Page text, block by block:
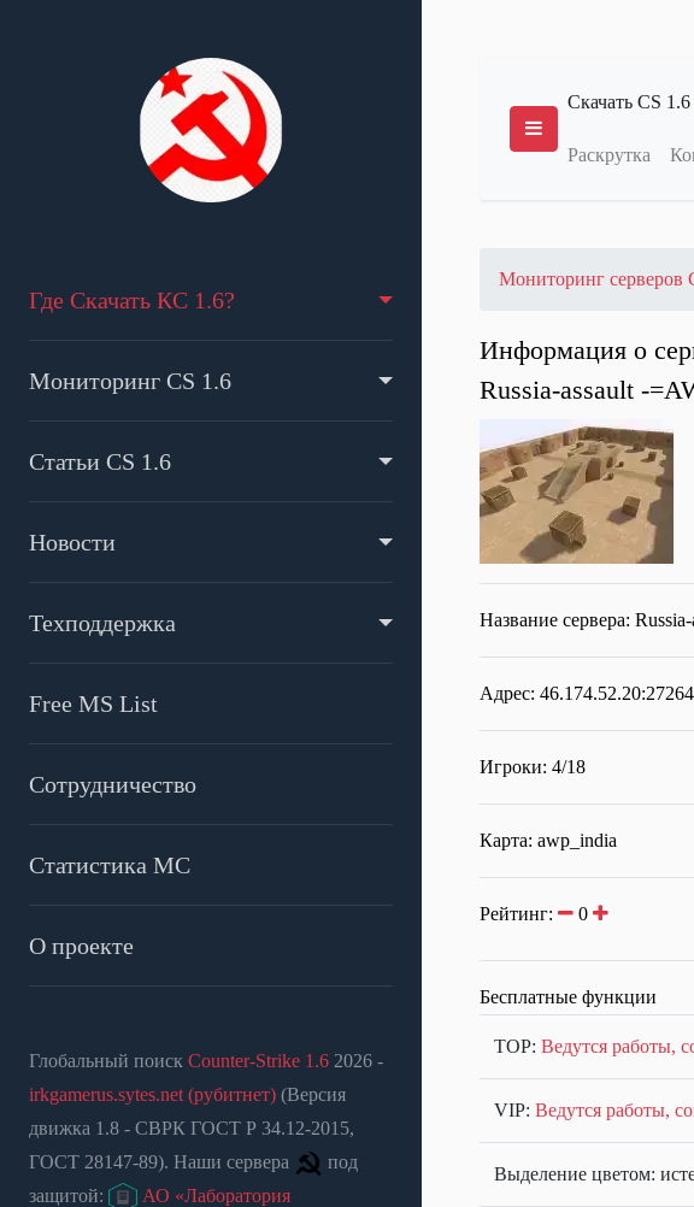
Где Скачать КС 1.6?
Мониторинг CS 1.6
Статьи CS 1.6
Новости
Техподдержка
Free MS List
Сотрудничество
Статистика МС
О проекте
Глобальный поиск Counter-Strike 1.6 2026 -
irkgamerus.sytes.net (рубитнет) (Версия
движка 1.8 - СВРК ГОСТ Р 34.12-2015,
ГОСТ 28147-89). Наши сервера
под
защитой:
АО «Лаборатория
Переключение
Скачать CS 1.6
Раскрутка
Мониторинг серверов
Информация о
Russia-assault -
Название сервера:
Адрес: 46.174.52.20:27264
Игроки: 4/18
Карта: awp_india
Рейтинг: 0
Бесплатные функции
TOP: Ведутся работы,
VIP: Ведутся работы,
Выделение цветом: